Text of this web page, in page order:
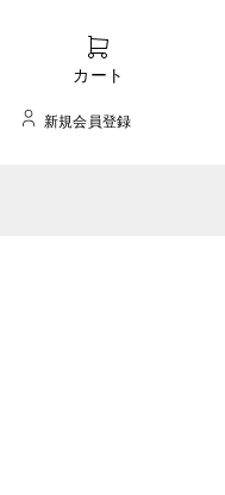
カート
新規会員登録